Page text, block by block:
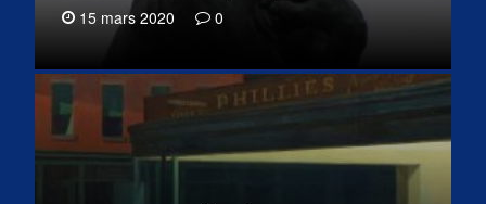
15 mars 2020 0